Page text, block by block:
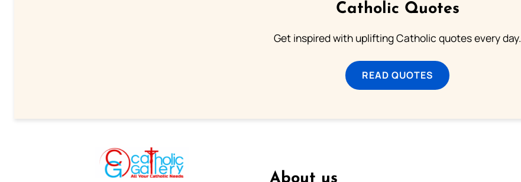
Catholic Quotes
Get inspired with uplifting Catholic quotes every day.
READ QUOTES